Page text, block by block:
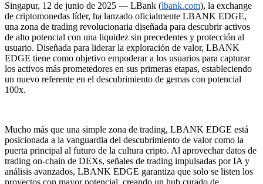
Singapur, 12 de junio de 2025 — LBank (lbank.com), la exchange
de criptomonedas líder, ha lanzado oficialmente LBANK EDGE,
una zona de trading revolucionaria diseñada para descubrir activos
de alto potencial con una liquidez sin precedentes y protección al
usuario. Diseñada para liderar la exploración de valor, LBANK
EDGE tiene como objetivo empoderar a los usuarios para capturar
los activos más prometedores en sus primeras etapas, estableciendo
un nuevo referente en el descubrimiento de gemas con potencial
100x.
Mucho más que una simple zona de trading, LBANK EDGE está
posicionada a la vanguardia del descubrimiento de valor como la
puerta principal al futuro de la cultura cripto. Al aprovechar datos de
trading on-chain de DEXs, señales de trading impulsadas por IA y
análisis avanzados, LBANK EDGE garantiza que solo se listen los